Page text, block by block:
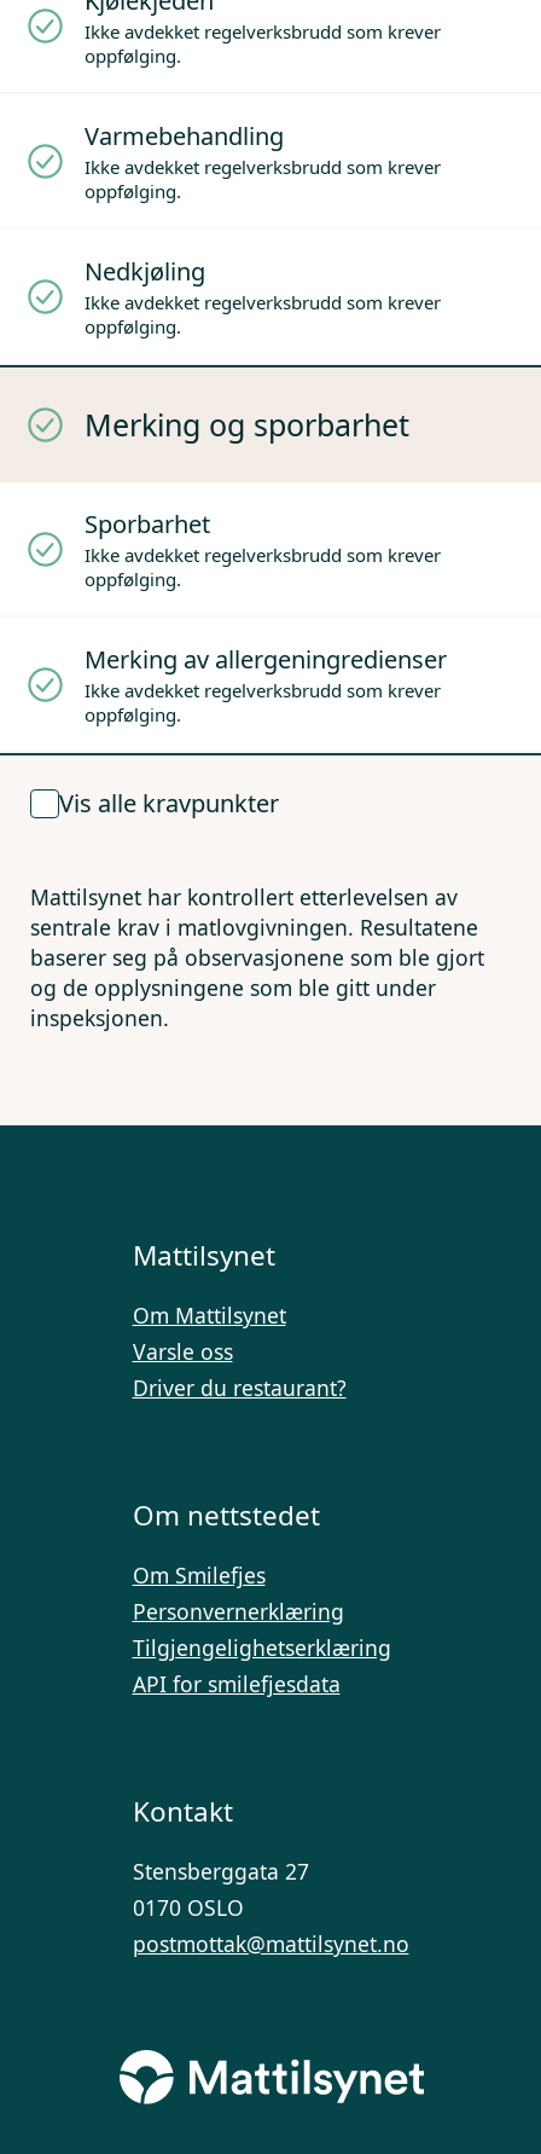
Ikke avdekket regelverksbrudd som krever
oppfølging.
Varmebehandling
Ikke avdekket regelverksbrudd som krever
oppfølging.
Nedkjøling
Ikke avdekket regelverksbrudd som krever
oppfølging.
Merking og sporbarhet
Sporbarhet
Ikke avdekket regelverksbrudd som krever
oppfølging.
Merking av allergeningredienser
Ikke avdekket regelverksbrudd som krever
oppfølging.
Vis alle kravpunkter
Mattilsynet har kontrollert etterlevelsen av
sentrale krav i matlovgivningen. Resultatene
baserer seg på observasjonene som ble gjort
og de opplysningene som ble gitt under
inspeksjonen.
Mattilsynet
Om Mattilsynet
Varsle oss
Driver du restaurant?
Om nettstedet
Om Smilefjes
Personvernerklæring
Tilgjengelighetserklæring
API for smilefjesdata
Kontakt
Stensberggata 27
0170 OSLO
postmottak@mattilsynet.no